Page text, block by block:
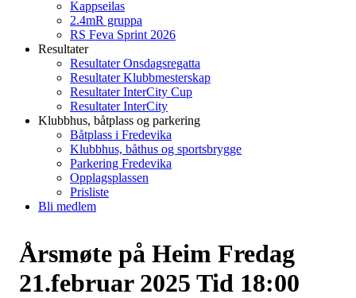
Kappseilas
2.4mR gruppa
RS Feva Sprint 2026
Resultater
Resultater Onsdagsregatta
Resultater Klubbmesterskap
Resultater InterCity Cup
Resultater InterCity
Klubbhus, båtplass og parkering
Båtplass i Fredevika
Klubbhus, båthus og sportsbrygge
Parkering Fredevika
Opplagsplassen
Prisliste
Bli medlem
Årsmøte på Heim Fredag
21.februar 2025 Tid 18:00